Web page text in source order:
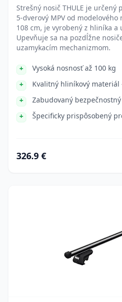
Strešný nosič THULE je určený
5-dverový MPV od
108 cm, je vyrobený z hliníka a
Upevňuje sa na pozdĺžne
uzamykacím mechanizmom.
Vysoká nosnosť až 100 kg
Kvalitný hliníkový materiál
Zabudovaný
Špecificky prispôsobený
326.9 €